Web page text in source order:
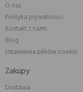
O nas
Polityka prywatności
Kontakt z nami
Blog
Ustawienia plików cookie
Zakupy
Dostawa